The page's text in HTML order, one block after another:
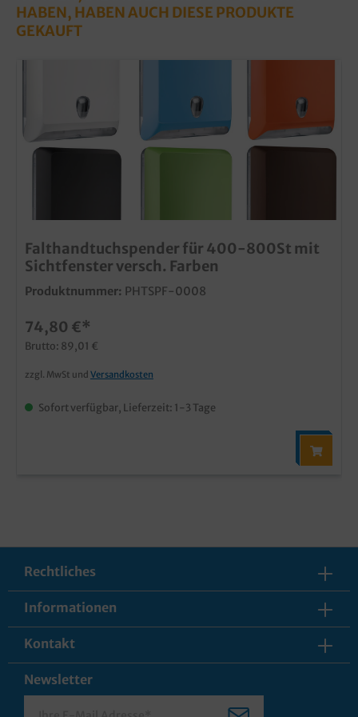
HABEN, HABEN AUCH DIESE PRODUKTE
GEKAUFT
Falthandtuchspender für 400-800St mit
Sichtfenster versch. Farben
Produktnummer: PHTSPF-0008
74,80 €*
Brutto: 89,01 €
zzgl. MwSt und Versandkosten
Sofort verfügbar, Lieferzeit: 1-3 Tage
Rechtliches
Informationen
Kontakt
Newsletter